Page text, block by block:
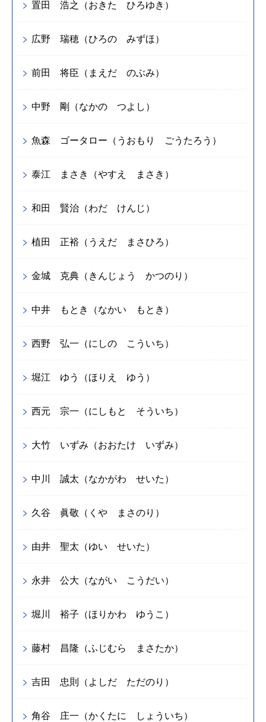
置田 浩之（おきた ひろゆき）
広野 瑞穂（ひろの みずほ）
前田 将臣（まえだ のぶみ）
中野 剛（なかの つよし）
魚森 ゴータロー（うおもり ごうたろう）
泰江 まさき（やすえ まさき）
和田 賢治（わだ けんじ）
植田 正裕（うえだ まさひろ）
金城 克典（きんじょう かつのり）
中井 もとき（なかい もとき）
西野 弘一（にしの こういち）
堀江 ゆう（ほりえ ゆう）
西元 宗一（にしもと そういち）
大竹 いずみ（おおたけ いずみ）
中川 誠太（なかがわ せいた）
久谷 眞敬（くや まさのり）
由井 聖太（ゆい せいた）
永井 公大（ながい こうだい）
堀川 裕子（ほりかわ ゆうこ）
藤村 昌隆（ふじむら まさたか）
吉田 忠則（よしだ ただのり）
角谷 庄一（かくたに しょういち）